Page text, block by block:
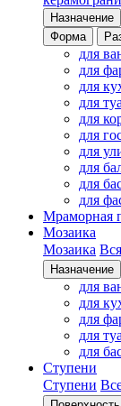
Назначение
Форма
для
для
для
для
для
для
для
для
для
для
Мраморная
Мозаика
Мозаика
Назначение
для
для
для
для
для
Ступени
Ступени